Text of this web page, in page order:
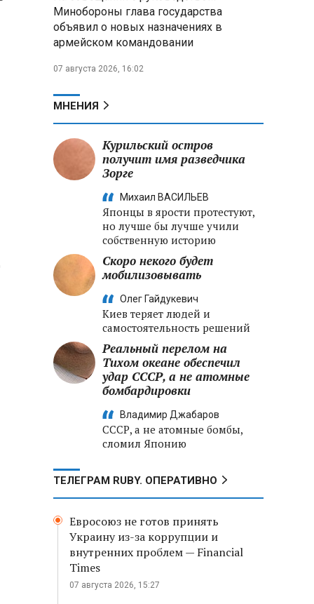
Хотите «собирать сливки» в
городах — отвечайте и за
отдалённые деревни
Минобороны РФ: установлен
Харьковской области
криптообменников в «Москва-
Сити», через которую
украинские call-центры
Минобороны глава государства
объявил о новых назначениях в
армейском командовании
07 августа 2026, 16:02
МНЕНИЯ
Курильский остров
получит имя разведчика
Зорге
Михаил ВАСИЛЬЕВ
Японцы в ярости протестуют,
но лучше бы лучше учили
собственную историю
Скоро некого будет
мобилизовывать
Олег Гайдукевич
Киев теряет людей и
самостоятельность решений
Реальный перелом на
Тихом океане обеспечил
удар СССР, а не атомные
бомбардировки
Владимир Джабаров
СССР, а не атомные бомбы,
сломил Японию
ТЕЛЕГРАМ RUBY. ОПЕРАТИВНО
Евросоюз не готов принять
Украину из-за коррупции и
внутренних проблем — Financial
Times
07 августа 2026, 15:27